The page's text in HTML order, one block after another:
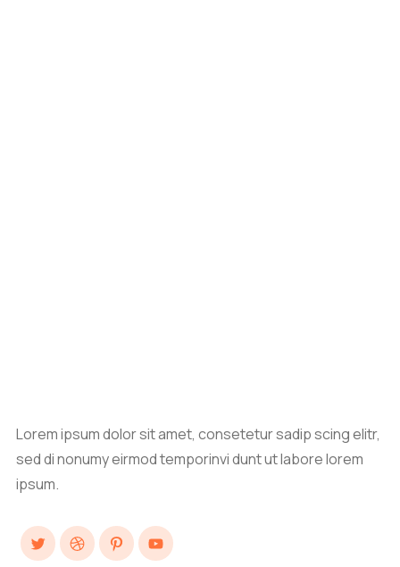
Lorem ipsum dolor sit amet, consetetur sadip scing elitr,
sed di nonumy eirmod temporinvi dunt ut labore lorem
ipsum.
TwitterDribbblePinterestYouTube